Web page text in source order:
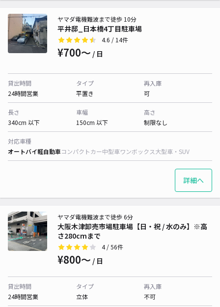
平井邸_日本橋4丁目駐車場
ヤマダ電機難波まで徒歩 10分
4.6 / 14件
¥700〜 / 日
貸出時間
24時間営業
タイプ
平置き
再入庫
可
長さ
340cm 以下
車幅
150cm 以下
高さ
制限なし
対応車種
オートバイ軽自動車コンパクトカー中型車ワンボックス大型車・SUV
詳細へ
大阪木津卸売市場駐車場【日​・祝​​​ / 水のみ】※高
さ280cmまで
ヤマダ電機難波まで徒歩 6分
4/ 56件
¥800〜 / 日
貸出時間
24時間営業
タイプ
立体
再入庫
不可